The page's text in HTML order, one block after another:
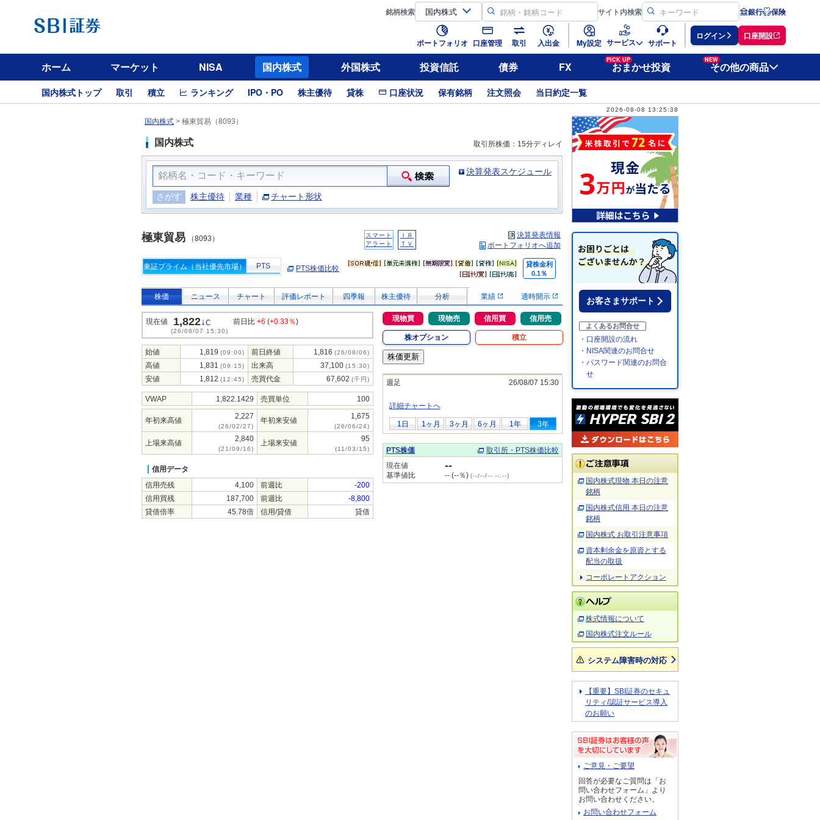
銘柄検索 サイト内検索 銀行 保険
ポートフォリオ 口座管理 取引 入出金 My設定 サービス サポート
ログイン 口座開設
ホーム マーケット NISA 国内株式 外国株式 投資信託 債券 FX
PICK UP
おまかせ投資
NEW
その他の商品
国内株式トップ 取引 積立 ランキング IPO・PO 株主優待 貸株 口座状況 保有銘柄 注文照会 当日約定一覧
2026-08-08 13:25:38
国内株式 > 極東貿易（8093）
国内株式 取引所株価：15分ディレイ
決算発表スケジュール
さがす 株主優待 業種 チャート形状
極東貿易 （8093）
スマート
アラート
ＩＲ
ＴＶ
決算発表情報
ポートフォリオへ追加
東証プライム（当社優先市場） PTS PTS株価比較
貸株金利
0.1％
株価 ニュース チャート 評価レポート 四季報 株主優待 分析 業績 適時開示
現在値 1,822↓C
(26/08/07 15:30)
前日比 +6 (+0.33％)
始値 1,819 (09:00) 前日終値 1,816 (26/08/06)
高値 1,831 (09:15) 出来高 37,100 (15:30)
安値 1,812 (12:45) 売買代金 67,602 (千円)
VWAP 1,822.1429 売買単位 100
年初来高値 2,227
(26/02/27)
年初来安値 1,675
(26/06/24)
上場来高値 2,840
(21/09/16)
上場来安値 95
(11/03/15)
信用データ
信用売残
4,100 前週比
-200
信用買残
187,700 前週比
-8,800
貸借倍率
45.78倍 信用/貸借 貸借
現物買 現物売 信用買 信用売
株オプション 積立
週足 26/08/07 15:30
詳細チャートへ
1日 1ヶ月 3ヶ月 6ヶ月 1年 3年
PTS株価
取引所・PTS株価比較
現在値
--
基準値比 -- (--％) (--/--/-- --:--)
お客さまサポート
よくあるお問合せ
・口座開設の流れ
・NISA関連のお問合せ
・パスワード関連のお問合
せ
国内株式現物 本日の注意
銘柄
国内株式信用 本日の注意
銘柄
国内株式 お取引注意事項
資本剰余金を原資とする
配当の取扱
コーポレートアクション
株式情報について
国内株式注文ルール
システム障害時の対応
【重要】SBI証券のセキュ
リティ/認証サービス導入
のお願い
ご意見・ご要望
回答が必要なご質問は「お
問い合わせフォーム」より
お問い合わせください。
お問い合わせフォーム